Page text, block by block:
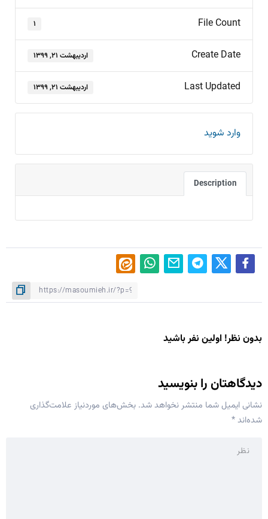
File Count ۱
Create Date اردیبهشت ۲۱, ۱۳۹۹
Last Updated اردیبهشت ۲۱, ۱۳۹۹
وارد شوید
Description
بدون نظر! اولین نفر باشید
دیدگاهتان را بنویسید
نشانی ایمیل شما منتشر نخواهد شد. بخش‌های موردنیاز علامت‌گذاری
شده‌اند*